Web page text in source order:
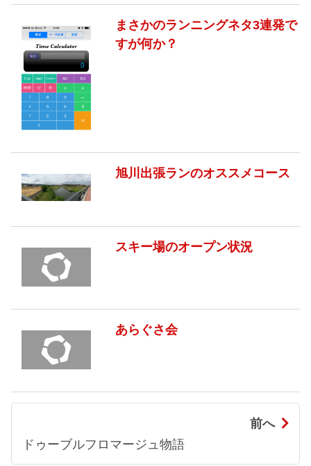
まさかのランニングネタ3連発で
すが何か？
旭川出張ランのオススメコース
スキー場のオープン状況
あらぐさ会
前へ
ドゥーブルフロマージュ物語